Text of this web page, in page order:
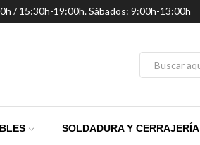
/ 15:30h-19:00h. Sábados: 9:00h-13:00h
SOLDADURA Y CERRAJERÍA